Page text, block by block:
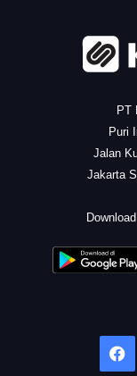
PT
Puri
Jalan
Jakarta